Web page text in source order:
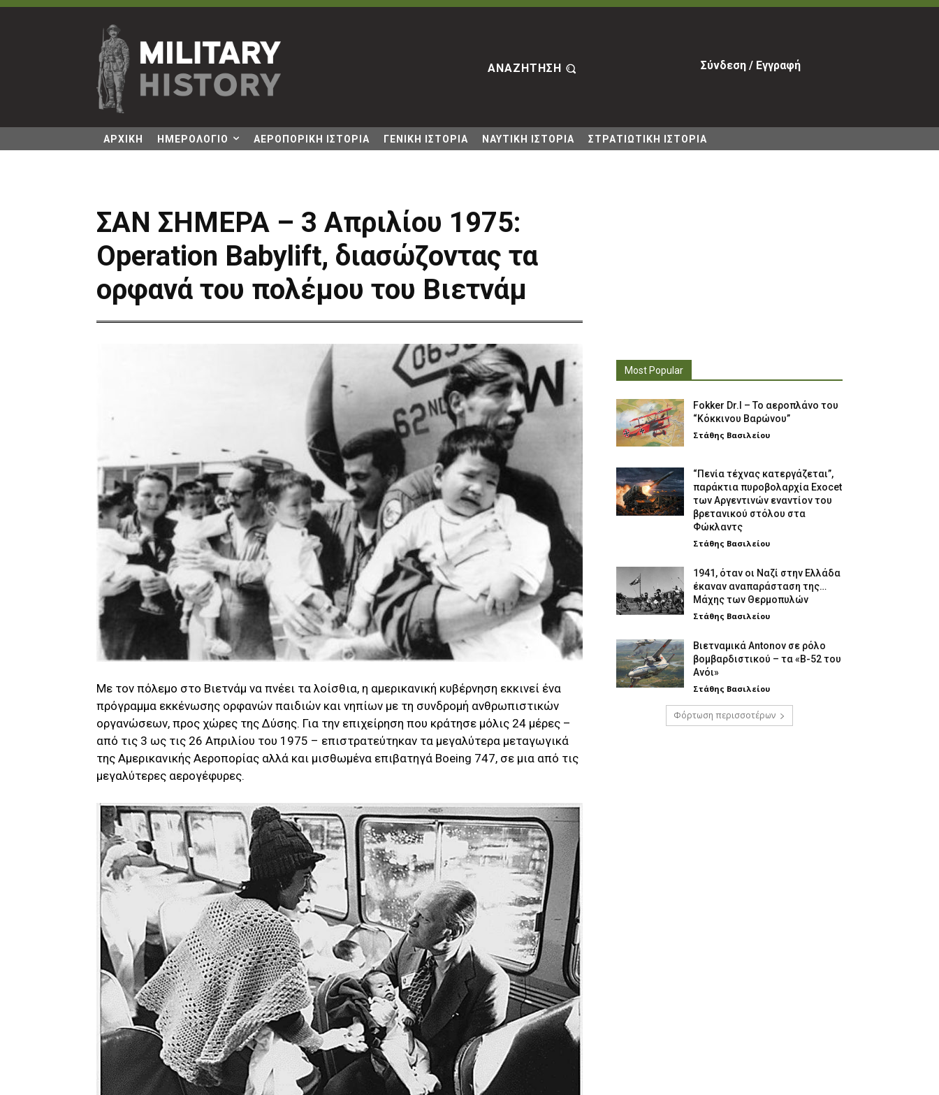
ΑΝΑΖΗΤΗΣΗ Σύνδεση / Εγγραφή
ΑΡΧΙΚΗ ΗΜΕΡΟΛΟΓΙΟ ΑΕΡΟΠΟΡΙΚΗ ΙΣΤΟΡΙΑ ΓΕΝΙΚΗ ΙΣΤΟΡΙΑ ΝΑΥΤΙΚΗ ΙΣΤΟΡΙΑ ΣΤΡΑΤΙΩΤΙΚΗ ΙΣΤΟΡΙΑ
ΣΑΝ ΣΗΜΕΡΑ – 3 Απριλίου 1975:
Operation Babylift, διασώζοντας τα
ορφανά του πολέμου του Βιετνάμ
Με τον πόλεμο στο Βιετνάμ να πνέει τα λοίσθια, η αμερικανική κυβέρνηση εκκινεί ένα
πρόγραμμα εκκένωσης ορφανών παιδιών και νηπίων με τη συνδρομή ανθρωπιστικών
οργανώσεων, προς χώρες της Δύσης. Για την επιχείρηση που κράτησε μόλις 24 μέρες –
από τις 3 ως τις 26 Απριλίου του 1975 – επιστρατεύτηκαν τα μεγαλύτερα μεταγωγικά
της Αμερικανικής Αεροπορίας αλλά και μισθωμένα επιβατηγά Boeing 747, σε μια από τις
μεγαλύτερες αερογέφυρες.
Most Popular
Fokker Dr.I – To αεροπλάνο του
“Κόκκινου Βαρώνου”
Στάθης Βασιλείου
“Πενία τέχνας κατεργάζεται”,
παράκτια πυροβολαρχία Exocet
των Αργεντινών εναντίον του
βρετανικού στόλου στα
Φώκλαντς
Στάθης Βασιλείου
1941, όταν οι Ναζί στην Ελλάδα
έκαναν αναπαράσταση της…
Μάχης των Θερμοπυλών
Στάθης Βασιλείου
Βιετναμικά Antonov σε ρόλο
βομβαρδιστικού – τα «Β-52 του
Ανόι»
Στάθης Βασιλείου
Φόρτωση περισσοτέρων